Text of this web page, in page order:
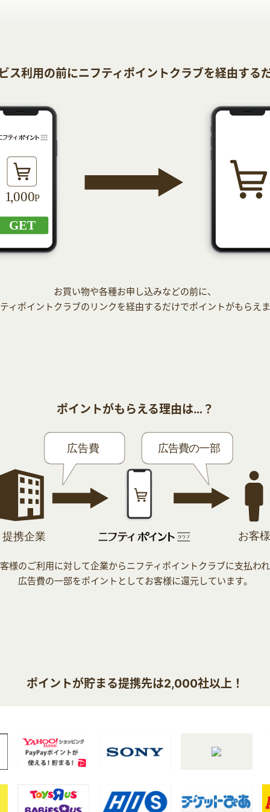
ス利用の前にニフティポイントクラブを経由する
お買い物や各種お申し込みなどの前に、
ィポイントクラブのリンクを経由するだけでポイントがもらえ
ポイントがもらえる理由は…？
様のご利用に対して企業からニフティポイントクラブに支払わ
広告費の一部をポイントとしてお客様に還元しています。
ポイントが貯まる提携先は2,000社以上！